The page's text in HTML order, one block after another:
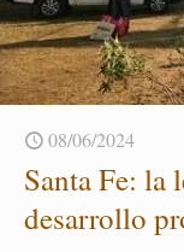
08/06/2024
Santa Fe: la
desa­rro­llo